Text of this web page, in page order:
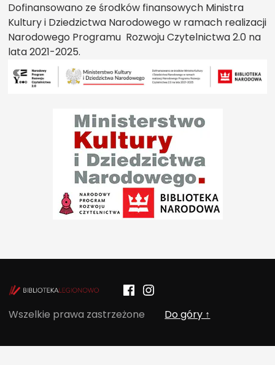
Dofinansowano ze środków finansowych Ministra
Kultury i Dziedzictwa Narodowego w ramach realizacji
Narodowego Programu Rozwoju Czytelnictwa 2.0 na
lata 2021-2025.
POCZYTALNIA – NOWE MIEJSCE NA
FacebookInstagram
Wszelkie prawa zastrzeżone Do góry ↑